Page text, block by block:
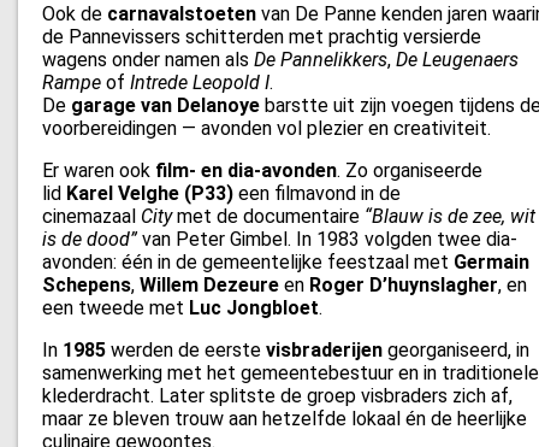
Ook de carnavalstoeten van De Panne kenden jaren
de Pannevissers schitterden met prachtig versierde
wagens onder namen als De Pannelikkers, De Leugenaers
Rampe of Intrede Leopold I.
De garage van Delanoye barstte uit zijn voegen tijdens
voorbereidingen — avonden vol plezier en creativiteit.
Er waren ook film- en dia-avonden. Zo organiseerde
lid Karel Velghe (P33) een filmavond in de
cinemazaal Citymet de documentaire “Blauw is de zee, wit
is de dood”van Peter Gimbel. In 1983 volgden twee dia-
avonden: één in de gemeentelijke feestzaal met Germain
Schepens, Willem Dezeure en Roger D’huynslagher, en
een tweede met Luc Jongbloet.
In 1985 werden de eerste visbraderijen georganiseerd, in
samenwerking met het gemeentebestuur en in traditionele
klederdracht. Later splitste de groep visbraders zich af,
maar ze bleven trouw aan hetzelfde lokaal én de heerlijke
culinaire gewoontes.